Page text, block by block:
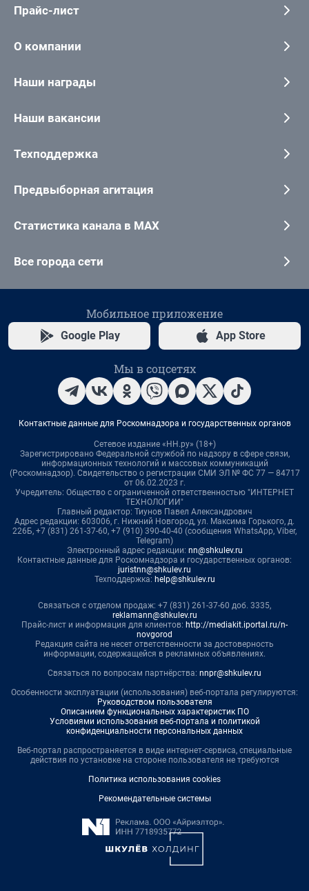
Прайс-лист
О компании
Наши награды
Наши вакансии
Техподдержка
Предвыборная агитация
Статистика канала в MAX
Все города сети
Мобильное приложение
Google Play App Store
Мы в соцсетях
Контактные данные для Роскомнадзора и государственных органов
Сетевое издание «НН.ру» (18+)
Зарегистрировано Федеральной службой по надзору в сфере связи,
информационных технологий и массовых коммуникаций
(Роскомнадзор). Свидетельство о регистрации СМИ ЭЛ № ФС 77 — 84717
от 06.02.2023 г.
Учредитель: Общество с ограниченной ответственностью "ИНТЕРНЕТ
ТЕХНОЛОГИИ"
Главный редактор: Тиунов Павел Александрович
Адрес редакции: 603006, г. Нижний Новгород, ул. Максима Горького, д.
226Б, +7 (831) 261-37-60, +7 (910) 390-40-40 (сообщения WhatsApp, Viber,
Telegram)
Электронный адрес редакции: nn@shkulev.ru
Контактные данные для Роскомнадзора и государственных органов:
juristnn@shkulev.ru
Техподдержка: help@shkulev.ru
Связаться с отделом продаж: +7 (831) 261-37-60 доб. 3335,
reklamann@shkulev.ru
Прайс-лист и информация для клиентов: http://mediakit.iportal.ru/n-
novgorod
Редакция сайта не несет ответственности за достоверность
информации, содержащейся в рекламных объявлениях.
Связаться по вопросам партнёрства: nnpr@shkulev.ru
Особенности эксплуатации (использования) веб-портала регулируются:
Руководством пользователя
Описанием функциональных характеристик ПО
Условиями использования веб-портала и политикой
конфиденциальности персональных данных
Веб-портал распространяется в виде интернет-сервиса, специальные
действия по установке на стороне пользователя не требуются
Политика использования cookies
Рекомендательные системы